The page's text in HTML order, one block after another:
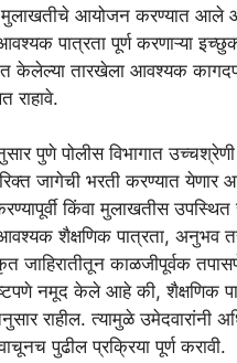
मुलाखतीचे आयोजन करण्यात आले
पात्रता पूर्ण करणाऱ्या
केलेल्या तारखेला आवश्यक
राहावे.
पुणे पोलीस विभागात
जागेची भरती करण्यात येणार
किंवा मुलाखतीस उपस्थित
आवश्यक शैक्षणिक पात्रता, अनुभव
जाहिरातीतून काळजीपूर्वक
नमूद केले आहे की, शैक्षणिक
राहील. त्यामुळे उमेदवारांनी
पुढील प्रक्रिया पूर्ण करावी.